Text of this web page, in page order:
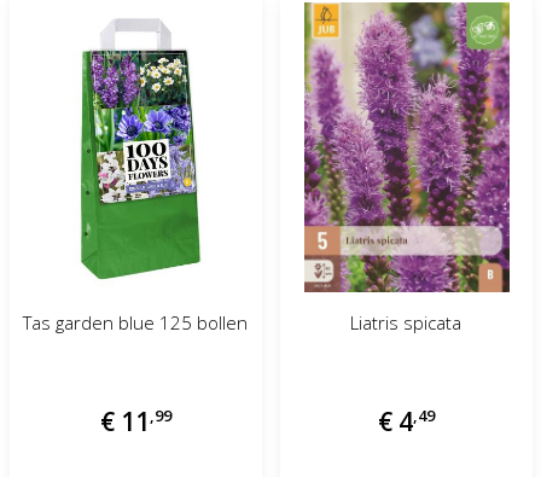
Tas garden blue 125 bollen
€ 11 99
Liatris spicata
€ 4 49